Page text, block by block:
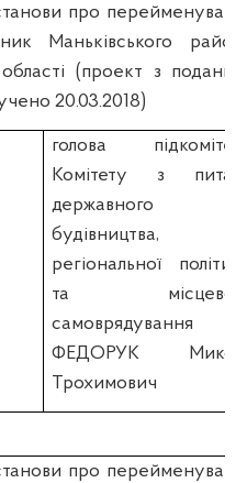
про
Маньківського
області (проект з
20.03.2018)
голова
Комітету з
державного
будівництва,
регіональної
та
самоврядування
ФЕДОРУК
Трохимович
про